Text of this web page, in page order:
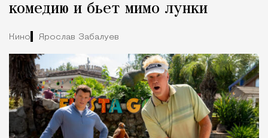
комедию и бьет мимо лунки
Кино Ярослав Забалуев